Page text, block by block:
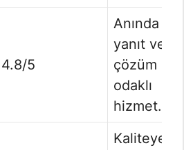
4.8/5
Anında
yanıt ve
çözüm
odaklı
hizmet.
Kaliteye